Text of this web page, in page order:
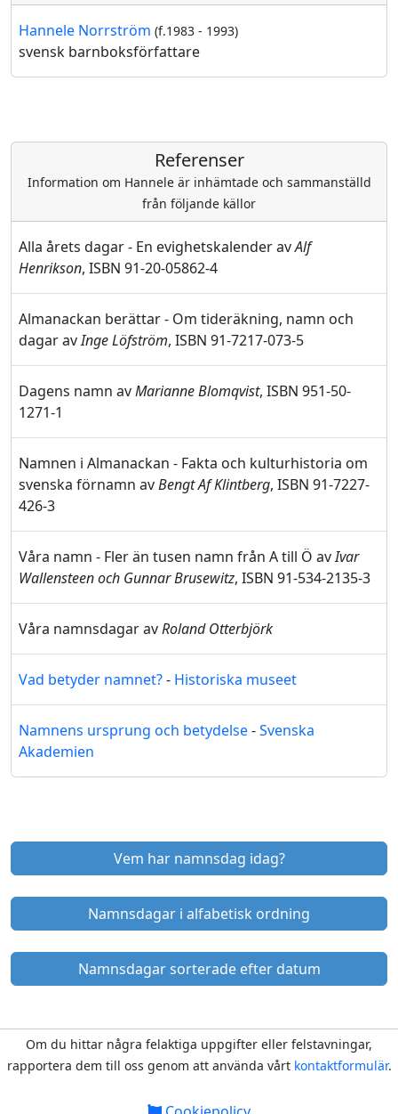
Hannele Norrström (f.1983 - 1993)
svensk barnboksförfattare
Referenser
Information om Hannele är inhämtade och sammanställd
från följande källor
Alla årets dagar - En evighetskalender avAlf
Henrikson, ISBN 91-20-05862-4
Almanackan berättar - Om tideräkning, namn och
dagar avInge Löfström, ISBN 91-7217-073-5
Dagens namn avMarianne Blomqvist, ISBN 951-50-
1271-1
Namnen i Almanackan - Fakta och kulturhistoria om
svenska förnamn avBengt Af Klintberg, ISBN 91-7227-
426-3
Våra namn - Fler än tusen namn från A till Ö avIvar
Wallensteen och Gunnar Brusewitz, ISBN 91-534-2135-3
Våra namnsdagar avRoland Otterbjörk
Vad betyder namnet?- Historiska museet
Namnens ursprung och betydelse-Svenska
Akademien
Vem har namnsdag idag?
Namnsdagar i alfabetisk ordning
Namnsdagar sorterade efter datum
Om du hittar några felaktiga uppgifter eller felstavningar,
rapportera dem till oss genom att använda vårt kontaktformulär.